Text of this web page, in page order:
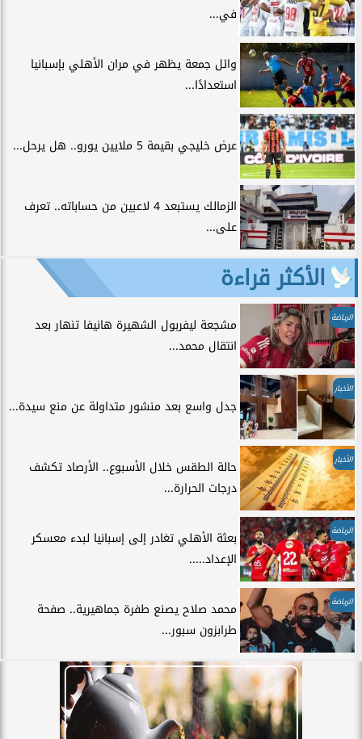
في...
وائل جمعة يظهر في مران الأهلي بإسبانيا
استعدادًا...
عرض خليجي بقيمة 5 ملايين يورو.. هل يرحل...
الزمالك يستبعد 4 لاعبين من حساباته.. تعرف
على...
الأكثر قراءة
الرياضة
مشجعة ليفربول الشهيرة هانيفا تنهار بعد
انتقال محمد...
الأخبار
جدل واسع بعد منشور متداولة عن منع سيدة...
الأخبار
حالة الطقس خلال الأسبوع.. الأرصاد تكشف
درجات الحرارة...
الرياضة
بعثة الأهلي تغادر إلى إسبانيا لبدء معسكر
الإعداد.....
الرياضة
محمد صلاح يصنع طفرة جماهيرية.. صفحة
طرابزون سبور...